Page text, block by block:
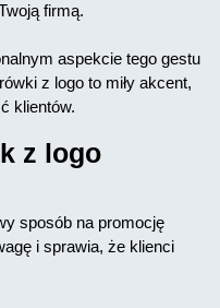
firmą.
aspekcie tego gestu
z logo to miły akcent,
klientów.
z logo
sposób na promocję
i sprawia, że klienci